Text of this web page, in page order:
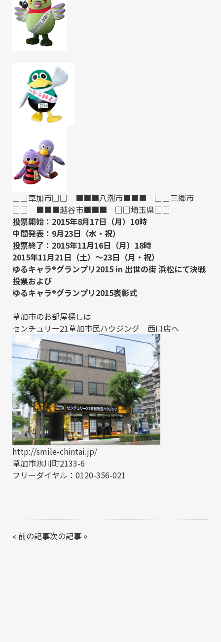
□□草加市□□ ■■■八潮市■■■ □□三郷市
□□ ■■■越谷市■■■ □□埼玉県□□
投票開始：2015年8月17日（月）10時
中間発表：9月23日（水・祝）
投票終了：2015年11月16日（月）18時
2015年11月21日（土）～23日（月・祝）
ゆるキャラ®グランプリ2015 in 出世の街 浜松にて決戦
投票および
ゆるキャラ®グランプリ2015表彰式
草加市のお部屋探しは
センチュリー21草加市民ハウジング 西口店へ
http://smile-chintai.jp/
草加市氷川町2133-6
フリーダイヤル：0120-356-021
« 前の記事次の記事 »